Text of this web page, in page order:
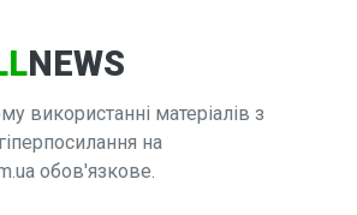
NEWS
використанні матеріалів з
на
обов'язкове.